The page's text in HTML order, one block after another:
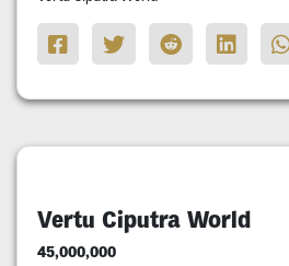
Vertu Ciputra World
45,000,000